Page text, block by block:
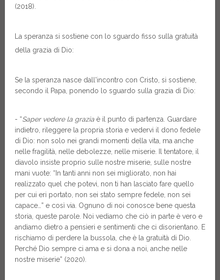
(2018).
La speranza si sostiene con lo sguardo fisso sulla gratuità
della grazia di Dio:
Se la speranza nasce dall'incontro con Cristo, si sostiene,
secondo il Papa, ponendo lo sguardo sulla grazia di Dio:
- “Saper vedere la grazia è il punto di partenza. Guardare
indietro, rileggere la propria storia e vedervi il dono fedele
di Dio: non solo nei grandi momenti della vita, ma anche
nelle fragilità, nelle debolezze, nelle miserie. Il tentatore, il
diavolo insiste proprio sulle nostre miserie, sulle nostre
mani vuote: “In tanti anni non sei migliorato, non hai
realizzato quel che potevi, non ti han lasciato fare quello
per cui eri portato, non sei stato sempre fedele, non sei
capace…” e così via. Ognuno di noi conosce bene questa
storia, queste parole. Noi vediamo che ciò in parte è vero e
andiamo dietro a pensieri e sentimenti che ci disorientano. E
rischiamo di perdere la bussola, che è la gratuità di Dio.
Perché Dio sempre ci ama e si dona a noi, anche nelle
nostre miserie” (2020).